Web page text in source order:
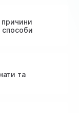
причини
способи
та